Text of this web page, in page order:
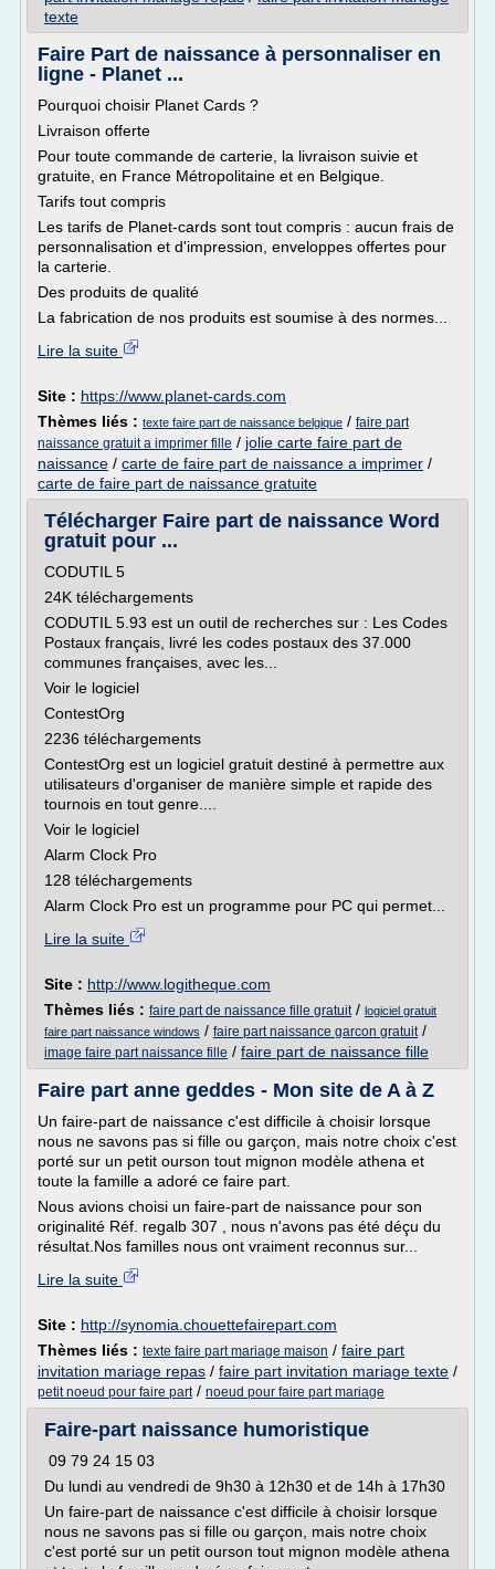
texte
Faire Part de naissance à personnaliser en
ligne - Planet ...
Pourquoi choisir Planet Cards ?
Livraison offerte
Pour toute commande de carterie, la livraison suivie et
gratuite, en France Métropolitaine et en Belgique.
Tarifs tout compris
Les tarifs de Planet-cards sont tout compris : aucun frais de
personnalisation et d'impression, enveloppes offertes pour
la carterie.
Des produits de qualité
La fabrication de nos produits est soumise à des normes...
Lire la suite
Site : https://www.planet-cards.com
Thèmes liés : texte faire part de naissance belgique / faire part
naissance gratuit a imprimer fille / jolie carte faire part de
naissance / carte de faire part de naissance a imprimer /
carte de faire part de naissance gratuite
Télécharger Faire part de naissance Word
gratuit pour ...
CODUTIL 5
24K téléchargements
CODUTIL 5.93 est un outil de recherches sur : Les Codes
Postaux français, livré les codes postaux des 37.000
communes françaises, avec les...
Voir le logiciel
ContestOrg
2236 téléchargements
ContestOrg est un logiciel gratuit destiné à permettre aux
utilisateurs d'organiser de manière simple et rapide des
tournois en tout genre....
Voir le logiciel
Alarm Clock Pro
128 téléchargements
Alarm Clock Pro est un programme pour PC qui permet...
Lire la suite
Site : http://www.logitheque.com
Thèmes liés : faire part de naissance fille gratuit/ logiciel gratuit
faire part naissance windows / faire part naissance garcon gratuit/
image faire part naissance fille / faire part de naissance fille
Faire part anne geddes - Mon site de A à Z
Un faire-part de naissance c'est difficile à choisir lorsque
nous ne savons pas si fille ou garçon, mais notre choix c'est
porté sur un petit ourson tout mignon modèle athena et
toute la famille a adoré ce faire part.
Nous avions choisi un faire-part de naissance pour son
originalité Réf. regalb 307 , nous n'avons pas été déçu du
résultat.Nos familles nous ont vraiment reconnus sur...
Lire la suite
Site : http://synomia.chouettefairepart.com
Thèmes liés : texte faire part mariage maison / faire part
invitation mariage repas / faire part invitation mariage texte /
petit noeud pour faire part/ noeud pour faire part mariage
Faire-part naissance humoristique
09 79 24 15 03
Du lundi au vendredi de 9h30 à 12h30 et de 14h à 17h30
Un faire-part de naissance c'est difficile à choisir lorsque
nous ne savons pas si fille ou garçon, mais notre choix
c'est porté sur un petit ourson tout mignon modèle athena